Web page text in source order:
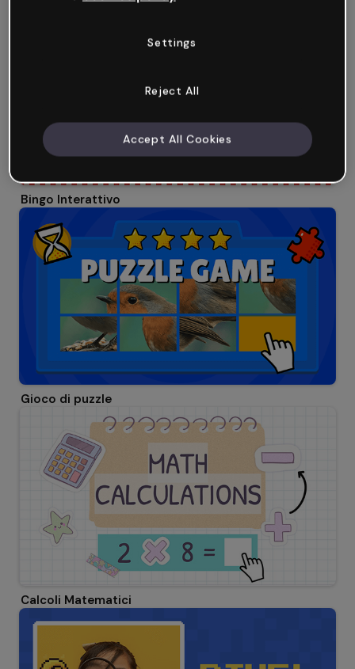
Bingo Interattivo
Gioco di puzzle
Calcoli Matematici
Settings
Reject All
Accept All Cookies